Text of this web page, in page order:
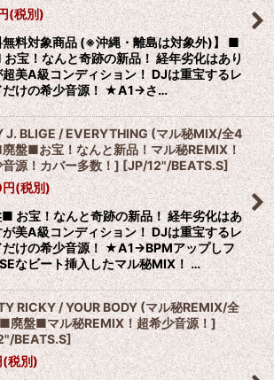
(税別)
無料対象商品 (※沖縄・離島は対象外)】 ■
宝！なんと奇跡の新品！ 経年劣化はあり
美A級コンディション！ DJは重宝するレ
だけの希少音源！ ★A1→さ…
J. BLIGE / EVERYTHING (マル秘MIX/全4
盤■お宝！なんと新品！マル秘REMIX！
音源！カバー多数！][JP/12"/BEATS.S]
円(税別)
お宝！なんと奇跡の新品！ 経年劣化はあ
が美A級コンディション！ DJは重宝するレ
だけの希少音源！ ★A1→BPMアップしフ
なビート挿入したマル秘MIX！ …
RICKY / YOUR BODY (マル秘REMIX/全
廃盤■マル秘REMIX！超希少音源！]
BEATS.S]
(税別)